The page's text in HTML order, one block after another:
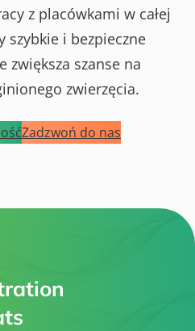
z placówkami w całej
szybkie i bezpieczne
zwiększa szanse na
zwierzęcia.
Zadzwoń do nas